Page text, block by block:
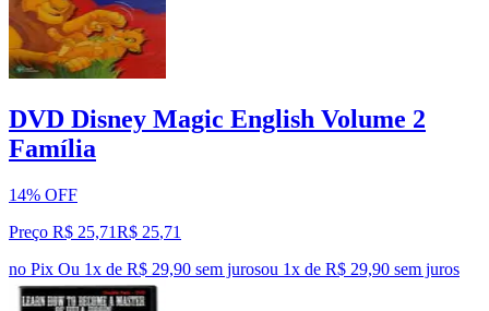
DVD Disney Magic English Volume 2
Família
14% OFF
Preço R$ 25,71R$ 25,71
no Pix Ou 1x de R$ 29,90 sem jurosou 1x de R$ 29,90 sem juros